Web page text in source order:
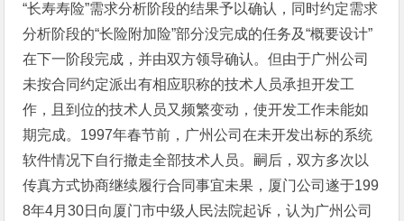
“长寿寿险”需求分析阶段的结果予以确认，同时约定需求
分析阶段的“长险附加险”部分没完成的任务及“概要设计”
在下一阶段完成，并由双方领导确认。但由于广州公司
未按合同约定派出有相应职称的技术人员承担开发工
作，且到位的技术人员又频繁变动，使开发工作未能如
期完成。1997年春节前，广州公司在未开发出标的系统
软件情况下自行撤走全部技术人员。嗣后，双方多次以
传真方式协商继续履行合同事宜未果，厦门公司遂于199
8年4月30日向厦门市中级人民法院起诉，认为广州公司